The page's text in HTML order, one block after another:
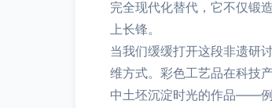
完全现代化替代，它不仅锻
上长锋。
当我们缓缓打开这段非遗研
维方式。彩色工艺品在科技
中土坯沉淀时光的作品——例